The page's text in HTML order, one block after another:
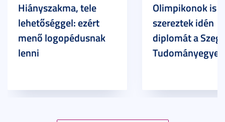
Hiányszakma, tele
lehetőséggel: ezért
menő logopédusnak
lenni
Olimpikonok is
szereztek idén
diplomát a